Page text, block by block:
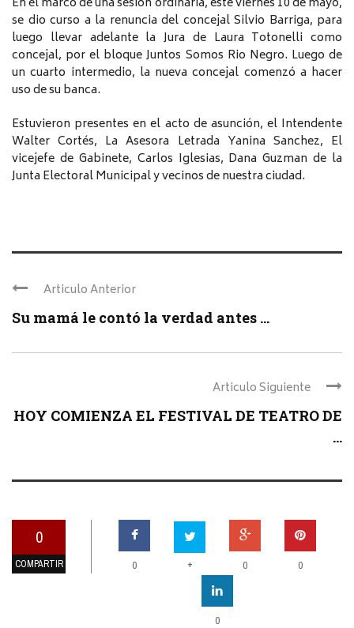
se dio curso a la renuncia del concejal Silvio Barriga, para
luego llevar adelante la Jura de Laura Totonelli como
concejal, por el bloque Juntos Somos Rio Negro. Luego de
un cuarto intermedio, la nueva concejal comenzó a hacer
uso de su banca.
Estuvieron presentes en el acto de asunción, el Intendente
Walter Cortés, La Asesora Letrada Yanina Sanchez, El
vicejefe de Gabinete, Carlos Iglesias, Dana Guzman de la
Junta Electoral Municipal y vecinos de nuestra ciudad.
Articulo Anterior
Su mamá le contó la verdad antes ...
Articulo Siguiente
HOY COMIENZA EL FESTIVAL DE TEATRO DE
...
0
COMPARTIR 0 + 0 0
0